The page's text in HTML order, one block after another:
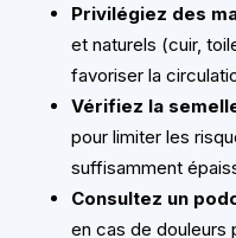
Privilégiez des
et naturels (cuir,
favoriser la
Vérifiez la
pour limiter les
suffisamment
Consultez un
en cas de douleurs